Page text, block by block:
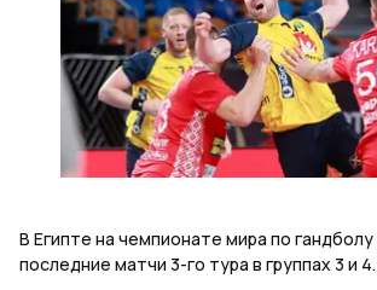
В Египте на чемпионате мира по
последние матчи 3-го тура в группах 3 и 4.